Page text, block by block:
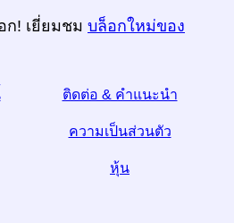
ก! เยี่ยมชม บล็อกใหม่ของ
ติดต่อ & คำแนะนำ
ความเป็นส่วนตัว
หุ้น